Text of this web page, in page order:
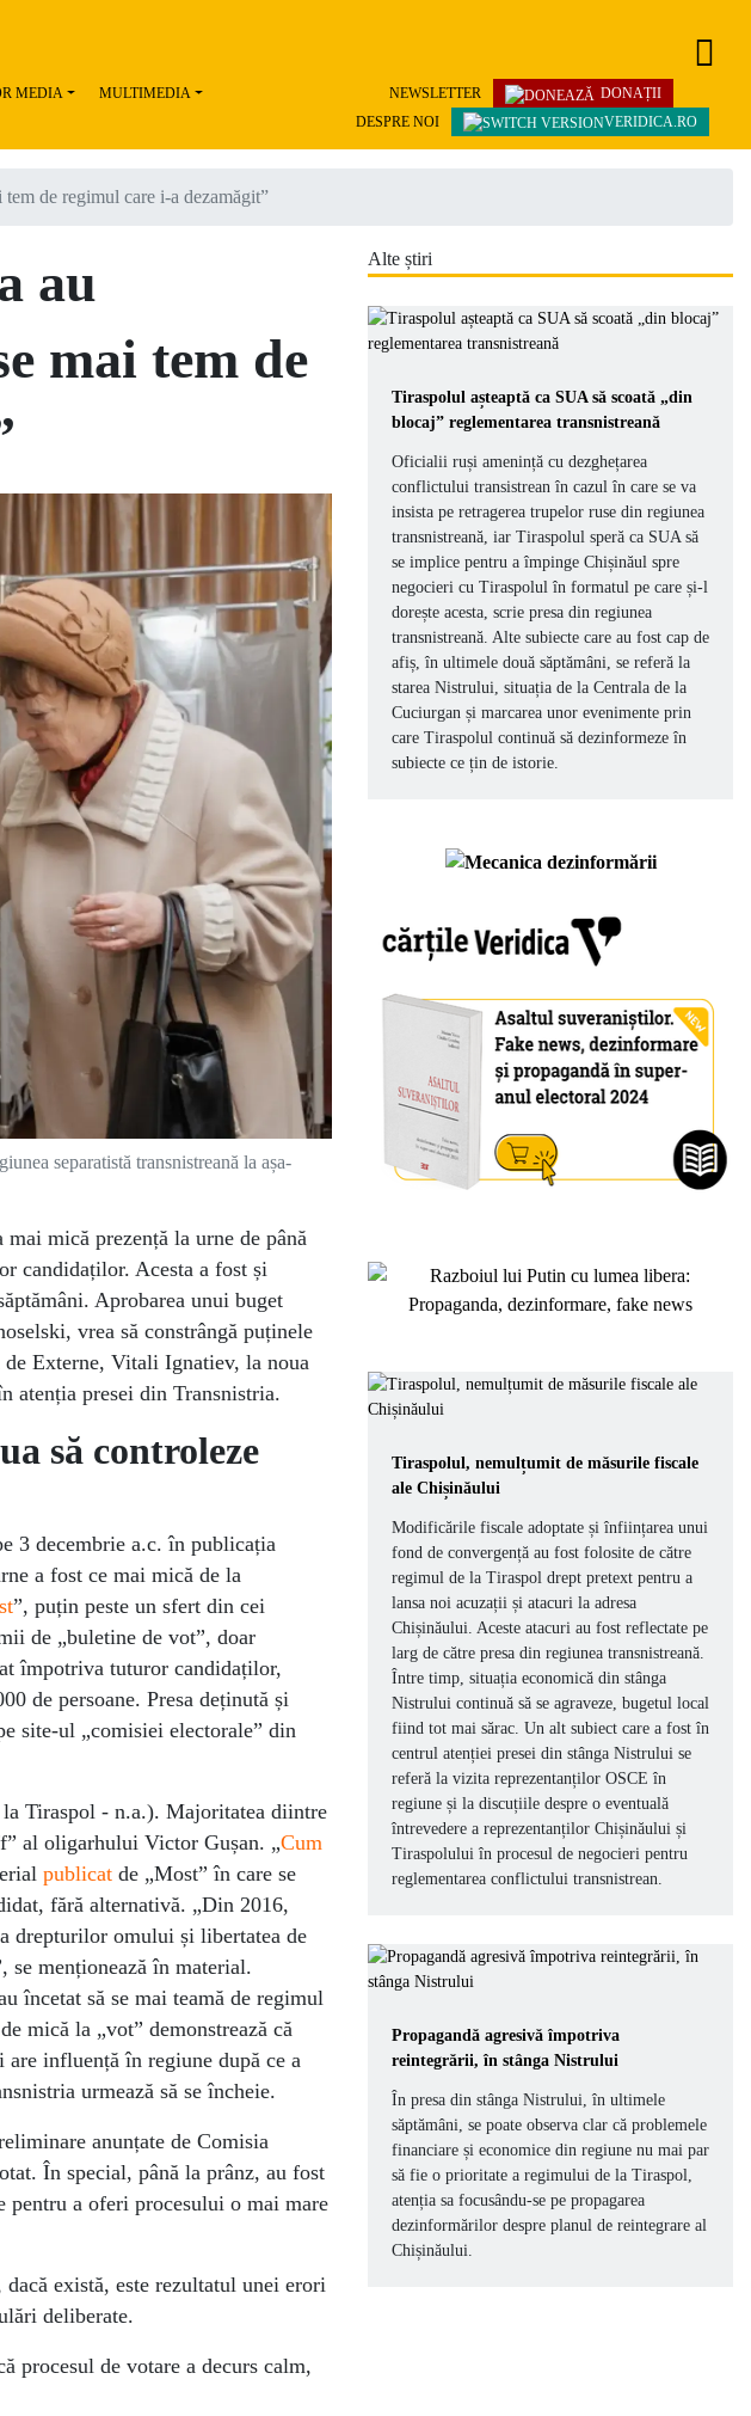
MEDIA MULTIMEDIA DONAȚII
NEWSLETTER
VERIDICA.RO
DESPRE NOI
de regimul care i-a dezamăgit”
au
mai tem de
separatistă transnistreană la așa-
mică prezență la urne de până
candidaților. Acesta a fost și
Aprobarea unui buget
vrea să constrângă puținele
Externe, Vitali Ignatiev, la noua
atenția presei din Transnistria.
să controleze
3 decembrie a.c. în publicația
a fost ce mai mică de la
”, puțin peste un sfert din cei
de „buletine de vot”, doar
împotriva tuturor candidaților,
de persoane. Presa deținută și
site-ul „comisiei electorale” din
Tiraspol - n.a.). Majoritatea diintre
al oligarhului Victor Gușan. „Cum
publicat de „Most” în care se
fără alternativă. „Din 2016,
drepturilor omului și libertatea de
se menționează în material.
încetat să se mai teamă de regimul
mică la „vot” demonstrează că
are influență în regiune după ce a
urmează să se încheie.
anunțate de Comisia
În special, până la prânz, au fost
a oferi procesului o mai mare
există, este rezultatul unei erori
deliberate.
procesul de votare a decurs calm,
Alte știri
Tiraspolul așteaptă ca SUA să scoată „din
blocaj” reglementarea transnistreană
Oficialii ruși amenință cu dezghețarea
conflictului transistrean în cazul în care se va
insista pe retragerea trupelor ruse din regiunea
transnistreană, iar Tiraspolul speră ca SUA să
se implice pentru a împinge Chișinăul spre
negocieri cu Tiraspolul în formatul pe care și-l
dorește acesta, scrie presa din regiunea
transnistreană. Alte subiecte care au fost cap de
afiș, în ultimele două săptămâni, se referă la
starea Nistrului, situația de la Centrala de la
Cuciurgan și marcarea unor evenimente prin
care Tiraspolul continuă să dezinformeze în
subiecte ce țin de istorie.
Tiraspolul, nemulțumit de măsurile fiscale
ale Chișinăului
Modificările fiscale adoptate și înființarea unui
fond de convergență au fost folosite de către
regimul de la Tiraspol drept pretext pentru a
lansa noi acuzații și atacuri la adresa
Chișinăului. Aceste atacuri au fost reflectate pe
larg de către presa din regiunea transnistreană.
Între timp, situația economică din stânga
Nistrului continuă să se agraveze, bugetul local
fiind tot mai sărac. Un alt subiect care a fost în
centrul atenției presei din stânga Nistrului se
referă la vizita reprezentanților OSCE în
regiune și la discuțiile despre o eventuală
întrevedere a reprezentanților Chișinăului și
Tiraspolului în procesul de negocieri pentru
reglementarea conflictului transnistrean.
Propagandă agresivă împotriva
reintegrării, în stânga Nistrului
În presa din stânga Nistrului, în ultimele
săptămâni, se poate observa clar că problemele
financiare și economice din regiune nu mai par
să fie o prioritate a regimului de la Tiraspol,
atenția sa focusându-se pe propagarea
dezinformărilor despre planul de reintegrare al
Chișinăului.